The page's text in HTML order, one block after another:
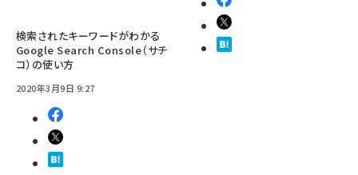
検索されたキーワードがわかる
Google Search Console（サチ
コ）の使い方
2020年3月9日 9:27